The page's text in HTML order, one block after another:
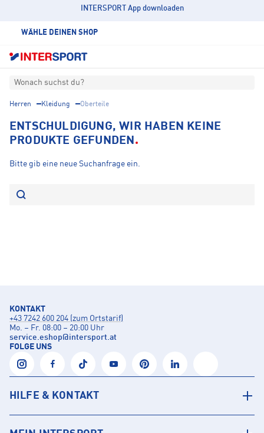
INTERSPORT App downloaden
WÄHLE DEINEN SHOP
Wonach suchst du?
Herren Kleidung Oberteile
ENTSCHULDIGUNG, WIR HABEN KEINE
PRODUKTE GEFUNDEN
Bitte gib eine neue Suchanfrage ein.
KONTAKT
+43 7242 600 204 (zum Ortstarif)
Mo. – Fr. 08:00 – 20:00 Uhr
service.eshop@intersport.at
FOLGE UNS
HILFE & KONTAKT